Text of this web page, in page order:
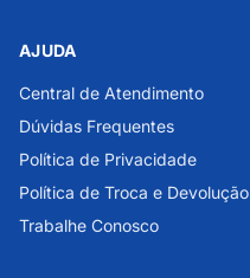
AJUDA
Central de Atendimento
Dúvidas Frequentes
Política de Privacidade
Política de Troca e Devolução
Trabalhe Conosco